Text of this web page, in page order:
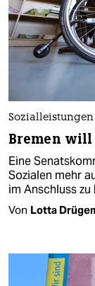
Bremen
Eine
Sozialen mehr
im Anschluss zu
Von Lotta